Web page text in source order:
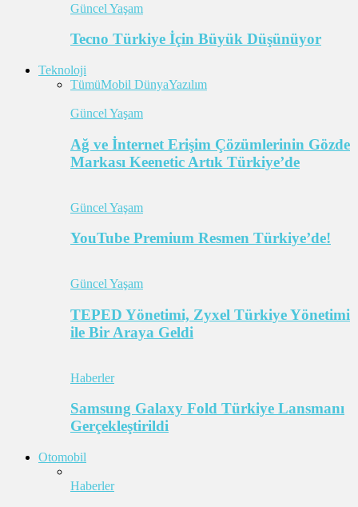
Güncel Yaşam
Tecno Türkiye İçin Büyük Düşünüyor
Teknoloji
TümüMobil DünyaYazılım
Güncel Yaşam
Ağ ve İnternet Erişim Çözümlerinin Gözde
Markası Keenetic Artık Türkiye’de
Güncel Yaşam
YouTube Premium Resmen Türkiye’de!
Güncel Yaşam
TEPED Yönetimi, Zyxel Türkiye Yönetimi
ile Bir Araya Geldi
Haberler
Samsung Galaxy Fold Türkiye Lansmanı
Gerçekleştirildi
Otomobil
Haberler